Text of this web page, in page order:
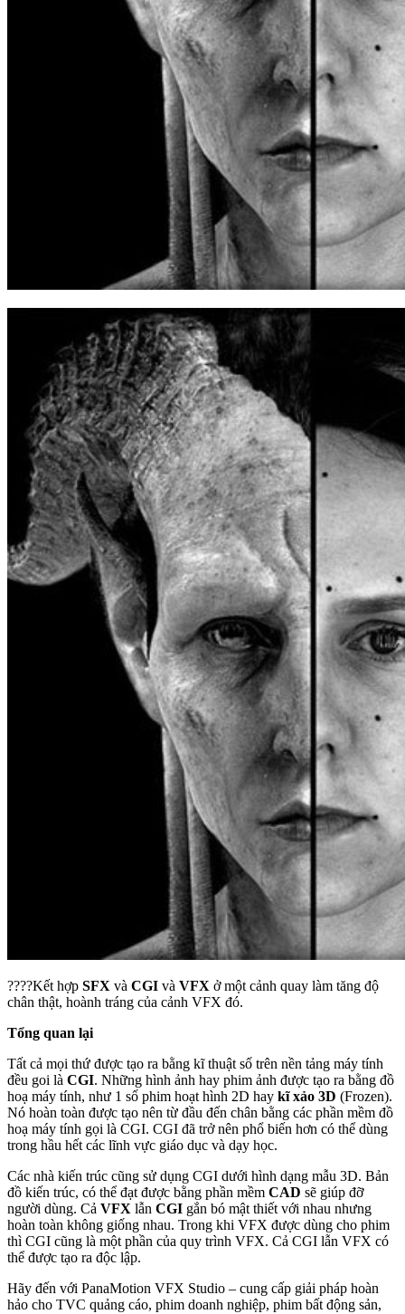
????Kết hợp SFX và CGI và VFX ở một cảnh quay làm tăng độ
chân thật, hoành tráng của cảnh VFX đó.
Tổng quan lại
Tất cả mọi thứ được tạo ra bằng kĩ thuật số trên nền tảng máy tính
đều goi là CGI. Những hình ảnh hay phim ảnh được tạo ra bằng đồ
hoạ máy tính, như 1 số phim hoạt hình 2D hay kĩ xảo 3D (Frozen).
Nó hoàn toàn được tạo nên từ đầu đến chân bằng các phần mềm đồ
hoạ máy tính gọi là CGI. CGI đã trở nên phổ biến hơn có thể dùng
trong hầu hết các lĩnh vực giáo dục và dạy học.
Các nhà kiến trúc cũng sử dụng CGI dưới hình dạng mẫu 3D. Bản
đồ kiến trúc, có thể đạt được bằng phần mềm CAD sẽ giúp đỡ
người dùng. Cả VFX lẫn CGI gắn bó mật thiết với nhau nhưng
hoàn toàn không giống nhau. Trong khi VFX được dùng cho phim
thì CGI cũng là một phần của quy trình VFX. Cả CGI lẫn VFX có
thể được tạo ra độc lập.
Hãy đến với PanaMotion VFX Studio – cung cấp giải pháp hoàn
hảo cho TVC quảng cáo, phim doanh nghiệp, phim bất động sản,